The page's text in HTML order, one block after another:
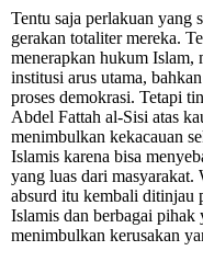
Tentu saja perlakuan yang
gerakan totaliter mereka.
menerapkan hukum Islam,
institusi arus utama,
proses demokrasi. Tetapi
Abdel Fattah al-Sisi atas
menimbulkan kekacauan
Islamis karena bisa
yang luas dari masyarakat.
absurd itu kembali ditinjau
Islamis dan berbagai
menimbulkan kerusakan